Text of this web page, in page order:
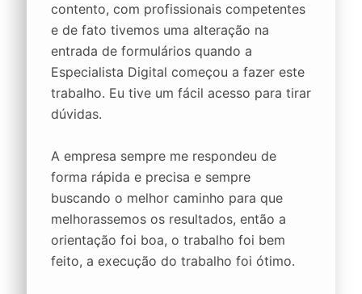
contento, com profissionais competentes
e de fato tivemos uma alteração na
entrada de formulários quando a
Especialista Digital começou a fazer este
trabalho. Eu tive um fácil acesso para tirar
dúvidas.
A empresa sempre me respondeu de
forma rápida e precisa e sempre
buscando o melhor caminho para que
melhorassemos os resultados, então a
orientação foi boa, o trabalho foi bem
feito, a execução do trabalho foi ótimo.